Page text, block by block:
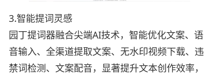
3.智能提词灵感
园丁提词器融合尖端AI技术，智能优化文案、语
音输入、全渠道提取文案、无水印视频下载、违
禁词检测、文案配音，显著提升文本创作效率，